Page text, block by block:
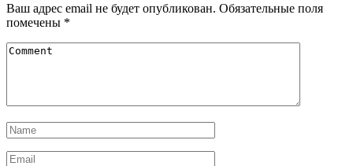
Ваш адрес email не будет опубликован. Обязательные поля
помечены *